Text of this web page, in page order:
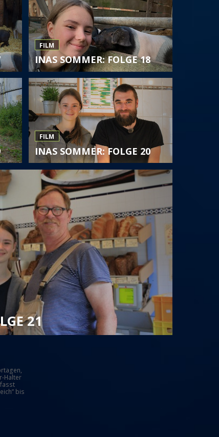
FILM
INAS SOMMER: FOLGE 18
FILM
INAS SOMMER: FOLGE 20
21
Halter
bis